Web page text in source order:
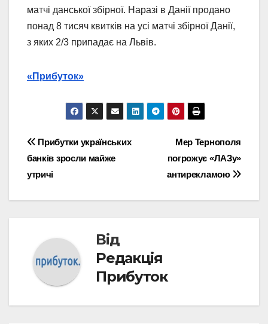
матчі данської збірної. Наразі в Данії продано
понад 8 тисяч квитків на усі матчі збірної Данії,
з яких 2/3 припадає на Львів.
«Прибуток»
Навігація
записів
Мер Тернополя
погрожує «ЛАЗу»
антирекламою
Прибутки українських
банків зросли майже
утричі
Від
Редакція
Прибуток